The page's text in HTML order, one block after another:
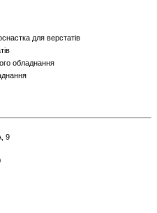
для верстатів
обладнання
9